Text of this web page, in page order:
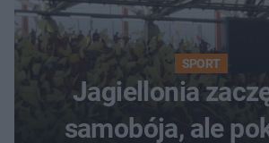
SPORT
Jagiellonia
samobója, ale